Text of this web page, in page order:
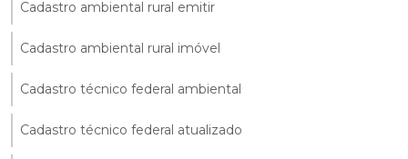
Cadastro ambiental rural emitir
Cadastro ambiental rural imóvel
Cadastro técnico federal ambiental
Cadastro técnico federal atualizado